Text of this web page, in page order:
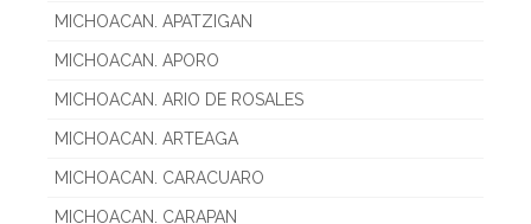
MICHOACAN. APATZIGAN
MICHOACAN. APORO
MICHOACAN. ARIO DE ROSALES
MICHOACAN. ARTEAGA
MICHOACAN. CARACUARO
MICHOACAN. CARAPAN